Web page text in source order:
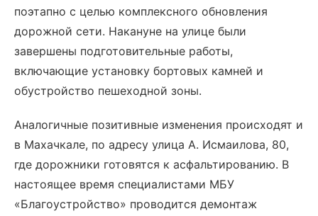
поэтапно с целью комплексного обновления
дорожной сети. Накануне на улице были
завершены подготовительные работы,
включающие установку бортовых камней и
обустройство пешеходной зоны.
Аналогичные позитивные изменения происходят и
в Махачкале, по адресу улица А. Исмаилова, 80,
где дорожники готовятся к асфальтированию. В
настоящее время специалистами МБУ
«Благоустройство» проводится демонтаж